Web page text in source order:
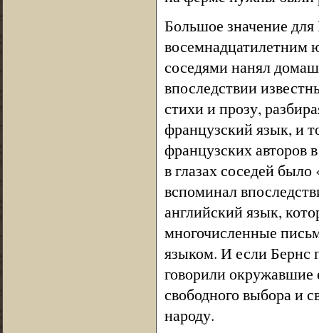
Большое значение
восемнадцатилетним
соседями нанял
впоследствии
стихи и прозу,
французский язык, и
французских авторов
в глазах соседей
вспоминал
английский язык,
многочисленные
языком. И если Бернс
говорили окружавшие
свободного выбора и
народу.